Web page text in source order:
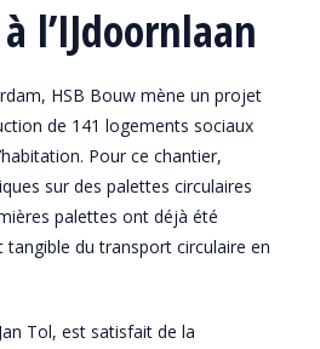
l’IJdoornlaan
HSB Bouw mène un projet
de 141 logements sociaux
Pour ce chantier,
sur des palettes circulaires
palettes ont déjà été
tangible du transport circulaire en
Tol, est satisfait de la